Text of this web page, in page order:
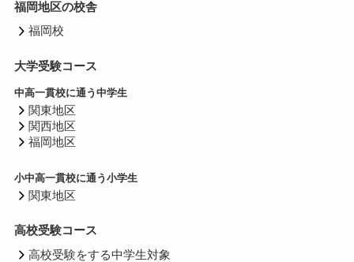
福岡地区の校舎
福岡校
大学受験コース
中高一貫校に通う中学生
関東地区
関西地区
福岡地区
小中高一貫校に通う小学生
関東地区
高校受験コース
高校受験をする中学生対象